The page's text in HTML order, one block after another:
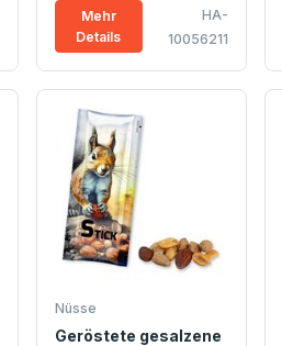
Mehr
Details
HA-
10056211
Nüsse
Geröstete gesalzene